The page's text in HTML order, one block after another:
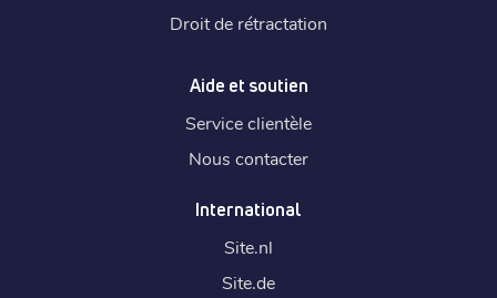
Droit de rétractation
Aide et soutien
Service clientèle
Nous contacter
International
Site.nl
Site.de